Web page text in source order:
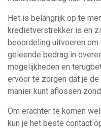
Het is belangrijk op te
kredietverstrekker is en
beoordeling uitvoeren
geleende bedrag in
mogelijkheden en
ervoor te zorgen dat je
manier kunt aflossen
Om erachter te komen
kun je het beste contact